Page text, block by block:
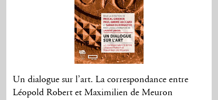
Un dialogue sur l’art. La correspondance entre
Léopold Robert et Maximilien de Meuron